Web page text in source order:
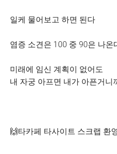
일케 물어보고 하면 된다
염증 소견은 100 중 90은 나온
미래에 임신 계획이 없어도
내 자궁 아프면 내가 아픈거니
🙌타카페 타사이트 스크랩 환